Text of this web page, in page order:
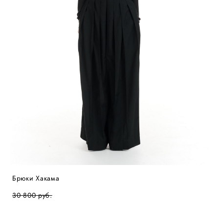
Брюки Хакама
30 800 pуб.